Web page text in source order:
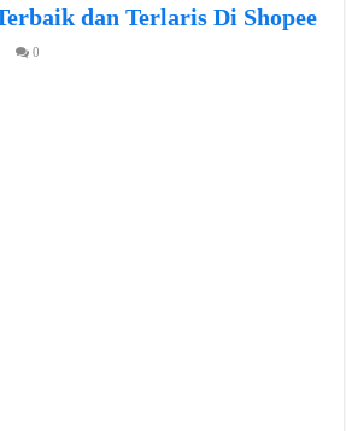
dan Terlaris Di Shopee
0